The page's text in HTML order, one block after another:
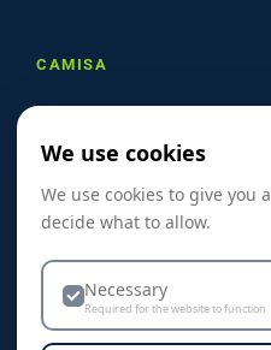
CAMISA
Referanser
Skreddersøm
Dekorasjon & Teknikker
Personvern & Cookies
We use cookies
We use cookies to give you
decide what to allow.
Necessary
Required for the website to function